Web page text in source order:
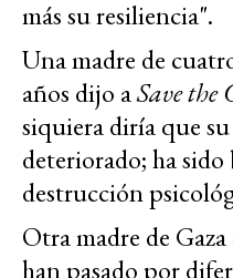
más su resiliencia".
Una madre de
años dijo aSave the
siquiera diría que
deteriorado; ha
destrucción
Otra madre de
han pasado por